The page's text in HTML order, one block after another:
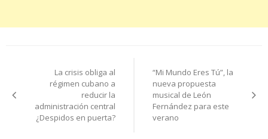
entradas
La crisis obliga al
régimen cubano a
reducir la
administración central
¿Despidos en puerta?
“Mi Mundo Eres Tú”, la
nueva propuesta
musical de León
Fernández para este
verano